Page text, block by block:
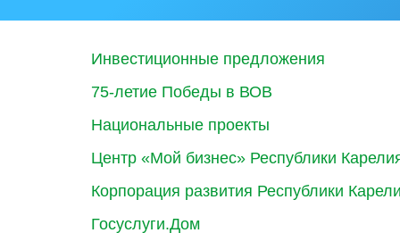
Инвестиционные предложения
75-летие Победы в ВОВ
Национальные проекты
Центр «Мой бизнес» Республики
Корпорация развития Республики
Госуслуги.Дом